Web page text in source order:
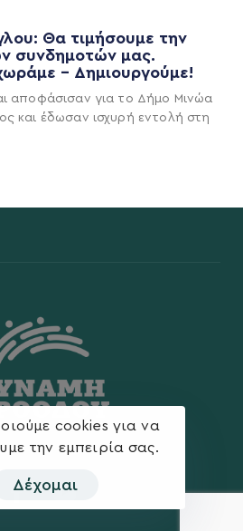
Θα τιμήσουμε την
συνδημοτών μας.
– Δημιουργούμε!
αποφάσισαν για το Δήμο Μινώα
και έδωσαν ισχυρή εντολή στη
cookies για να
την εμπειρία σας.
Δέχομαι